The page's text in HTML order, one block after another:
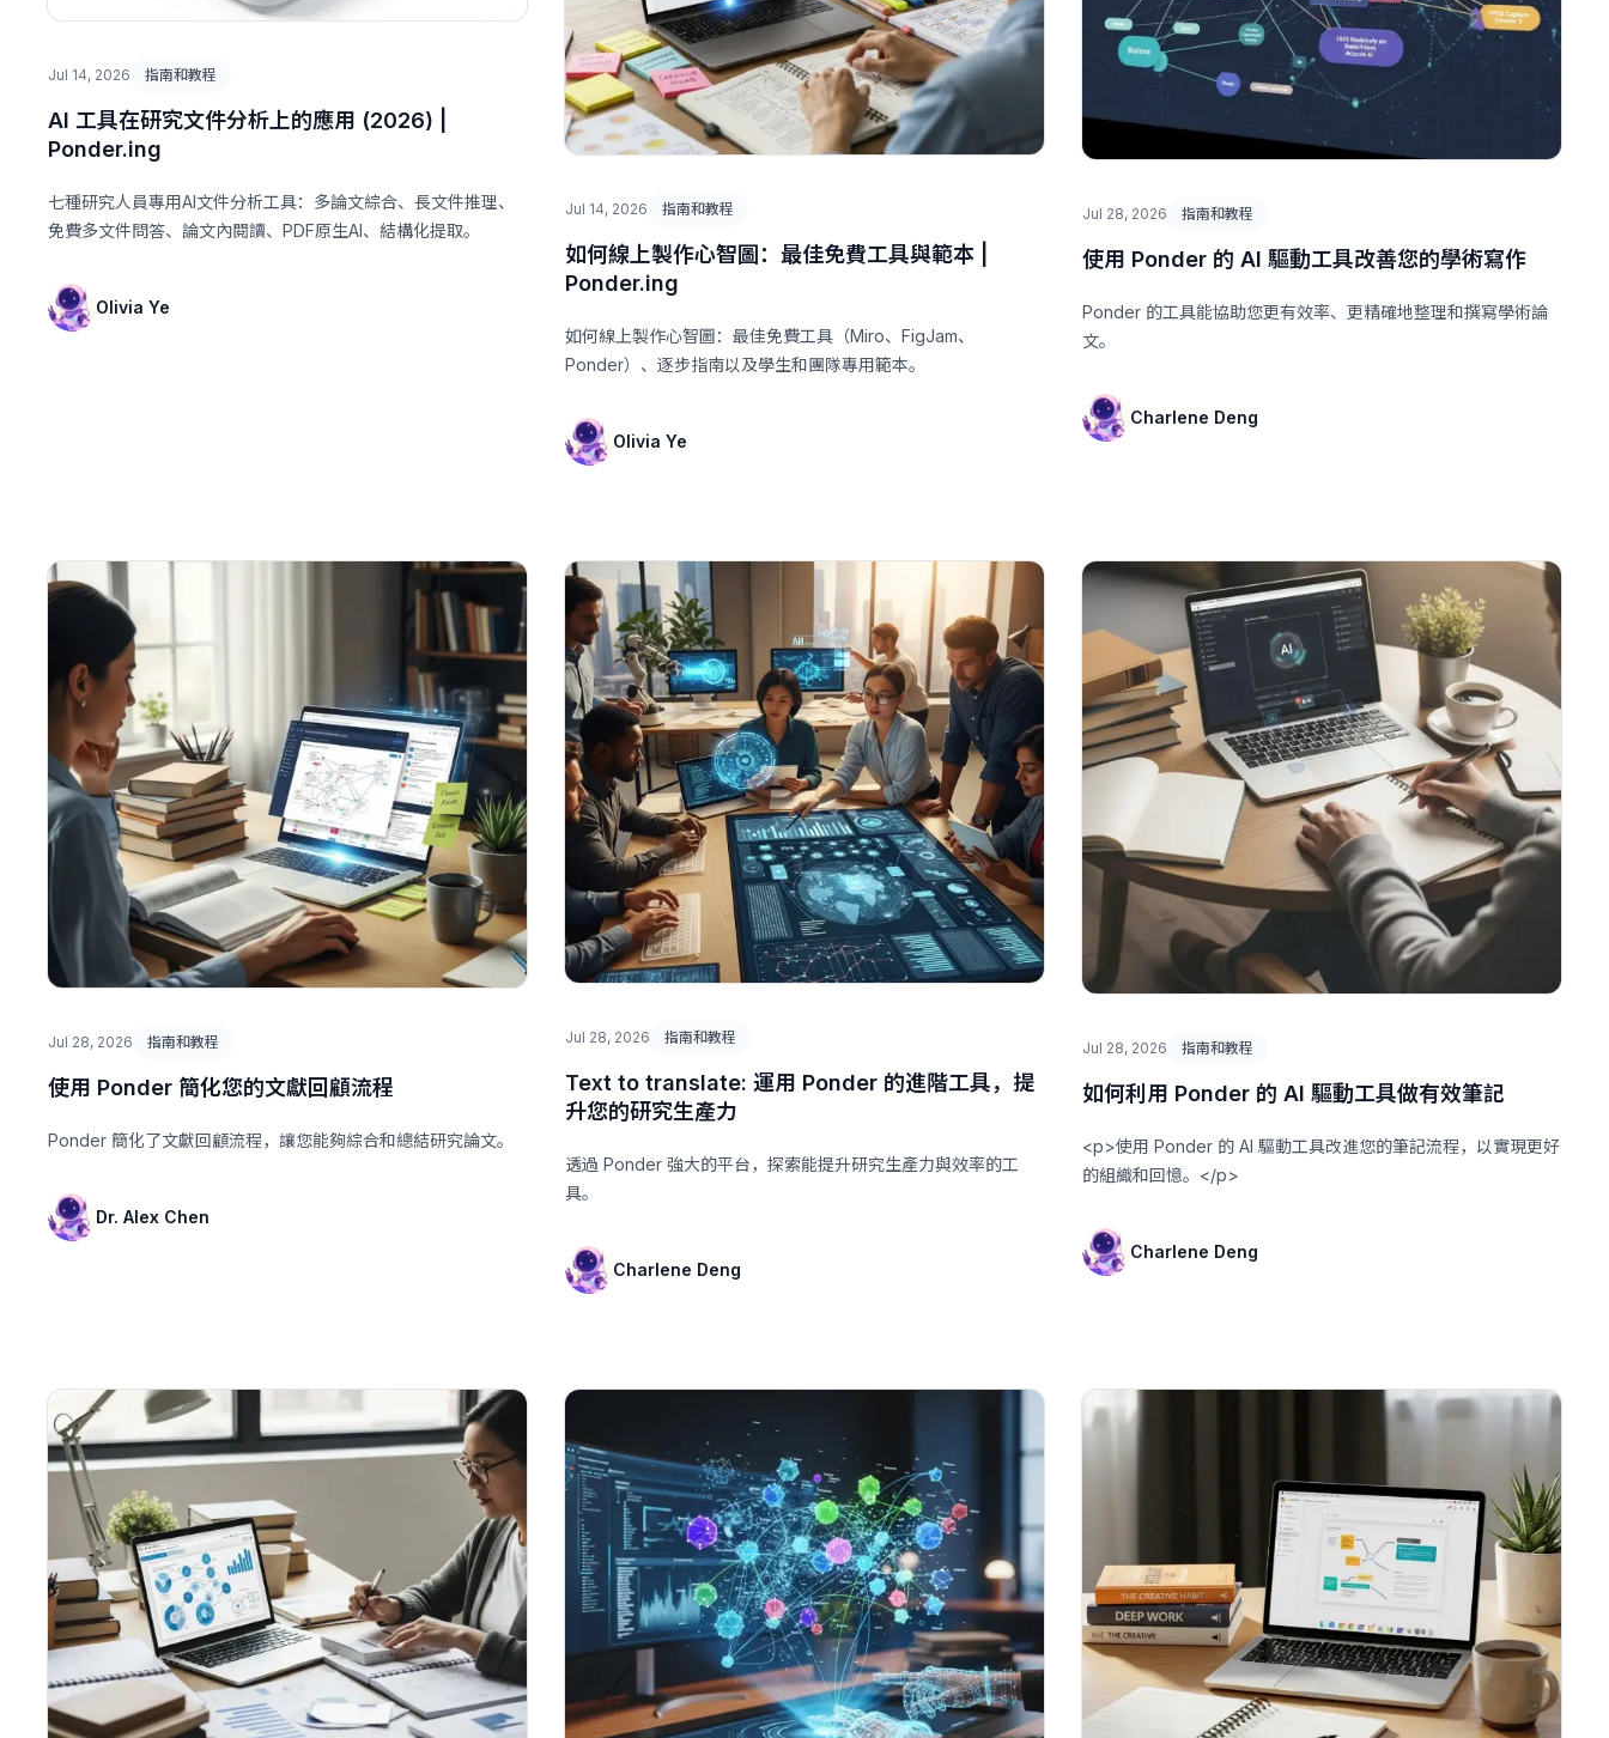
Jul 14, 2026 指南和教程
AI 工具在研究文件分析上的應用 (2026) |
Ponder.ing
七種研究人員專用AI文件分析工具：多論文綜合、長文件推理、
免費多文件問答、論文內閱讀、PDF原生AI、結構化提取。
Olivia Ye
Jul 14, 2026 指南和教程
如何線上製作心智圖：最佳免費工具與範本 |
Ponder.ing
如何線上製作心智圖：最佳免費工具（Miro、FigJam、
Ponder）、逐步指南以及學生和團隊專用範本。
Olivia Ye
Jul 28, 2026 指南和教程
使用 Ponder 的 AI 驅動工具改善您的學術寫作
Ponder 的工具能協助您更有效率、更精確地整理和撰寫學術論
文。
Charlene Deng
Jul 28, 2026 指南和教程
使用 Ponder 簡化您的文獻回顧流程
Ponder 簡化了文獻回顧流程，讓您能夠綜合和總結研究論文。
Dr. Alex Chen
Jul 28, 2026 指南和教程
Text to translate: 運用 Ponder 的進階工具，提
升您的研究生產力
透過 Ponder 強大的平台，探索能提升研究生產力與效率的工
具。
Charlene Deng
Jul 28, 2026 指南和教程
如何利用 Ponder 的 AI 驅動工具做有效筆記
<p>使用 Ponder 的 AI 驅動工具改進您的筆記流程，以實現更好
的組織和回憶。</p>
Charlene Deng